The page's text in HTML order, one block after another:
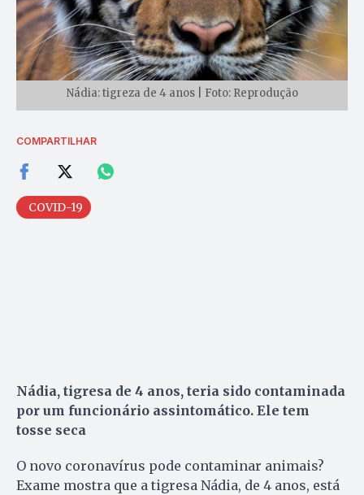
Nádia: tigreza de 4 anos | Foto: Reprodução
COMPARTILHAR
COVID-19
Nádia, tigresa de 4 anos, teria sido contaminada
por um funcionário assintomático. Ele tem
tosse seca
O novo coronavírus pode contaminar animais?
Exame mostra que a tigresa Nádia, de 4 anos, está